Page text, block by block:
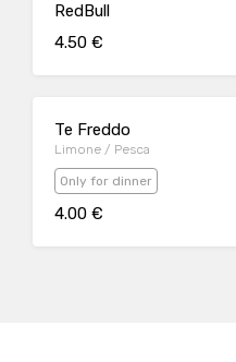
RedBull
4.50 €
Te Freddo
Limone / Pesca
Only for dinner
4.00 €